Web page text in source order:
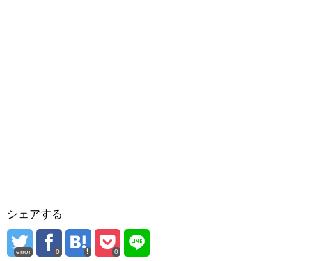
シェアする
error 0 0